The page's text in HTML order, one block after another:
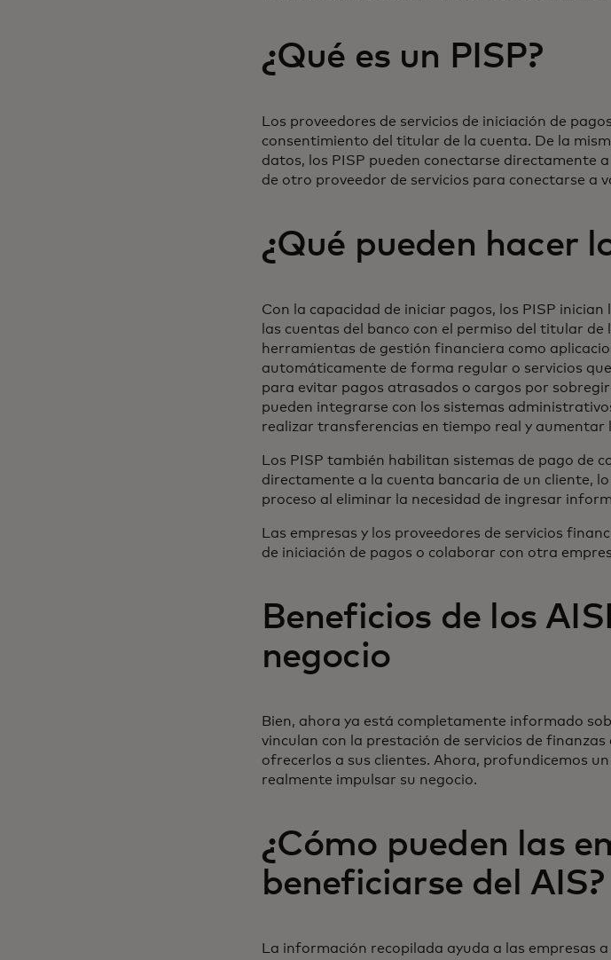
¿Qué es un PISP?
Los proveedores de servicios de iniciación de
consentimiento del titular de la cuenta. De la
datos, los PISP pueden conectarse directamente
de otro proveedor de servicios para conectarse a
¿Qué pueden hacer
Con la capacidad de iniciar pagos, los PISP
las cuentas del banco con el permiso del titular
herramientas de gestión financiera como
automáticamente de forma regular o servicios
para evitar pagos atrasados o cargos por
pueden integrarse con los sistemas
realizar transferencias en tiempo real y aumentar
Los PISP también habilitan sistemas de pago de
directamente a la cuenta bancaria de un cliente,
proceso al eliminar la necesidad de ingresar
Las empresas y los proveedores de servicios
de iniciación de pagos o colaborar con otra
Beneficios de los
negocio
Bien, ahora ya está completamente informado
vinculan con la prestación de servicios de
ofrecerlos a sus clientes. Ahora, profundicemos
realmente impulsar su negocio.
¿Cómo pueden las
beneficiarse del AIS?
La información recopilada ayuda a las empresas